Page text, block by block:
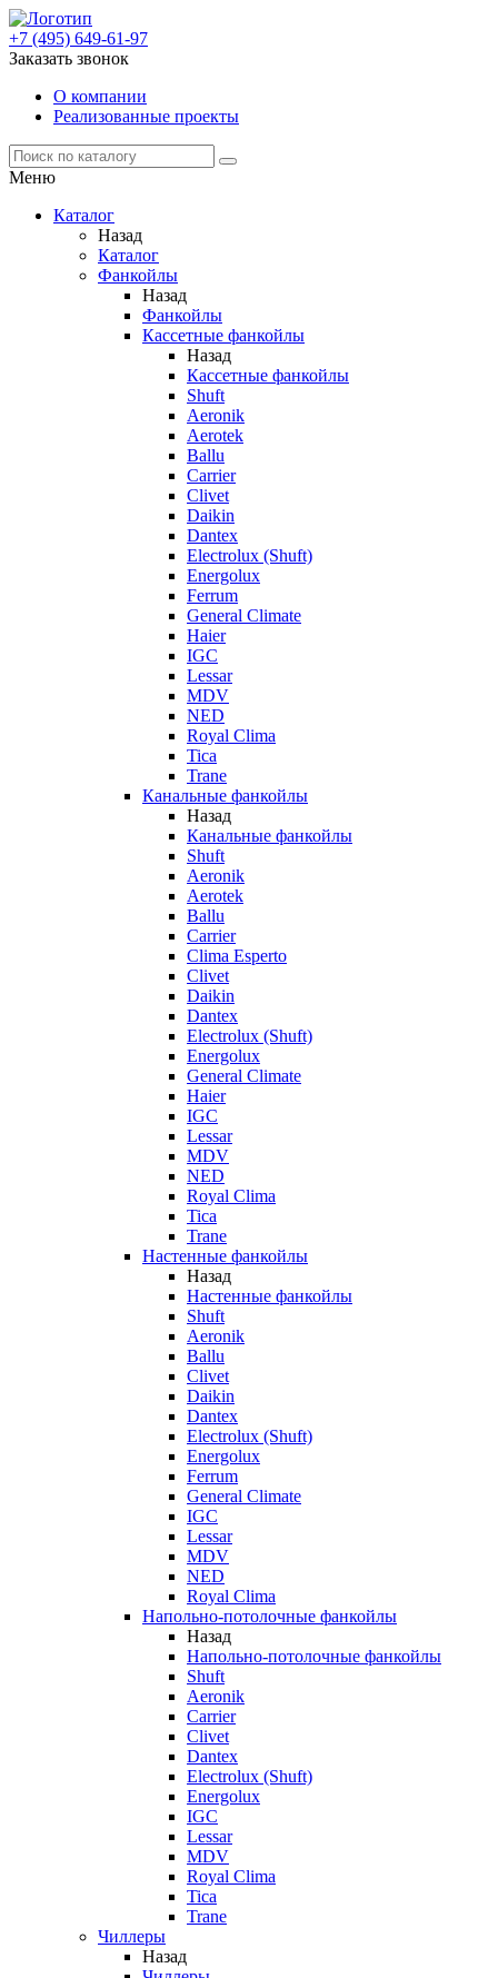
+7 (495) 649-61-97
Заказать звонок
О компании
Реализованные проекты
Меню
Каталог
Назад
Каталог
Фанкойлы
Назад
Фанкойлы
Кассетные фанкойлы
Назад
Кассетные фанкойлы
Shuft
Aeronik
Aerotek
Ballu
Carrier
Clivet
Daikin
Dantex
Electrolux (Shuft)
Energolux
Ferrum
General Climate
Haier
IGC
Lessar
MDV
NED
Royal Clima
Tica
Trane
Канальные фанкойлы
Назад
Канальные фанкойлы
Shuft
Aeronik
Aerotek
Ballu
Carrier
Clima Esperto
Clivet
Daikin
Dantex
Electrolux (Shuft)
Energolux
General Climate
Haier
IGC
Lessar
MDV
NED
Royal Clima
Tica
Trane
Настенные фанкойлы
Назад
Настенные фанкойлы
Shuft
Aeronik
Ballu
Clivet
Daikin
Dantex
Electrolux (Shuft)
Energolux
Ferrum
General Climate
IGC
Lessar
MDV
NED
Royal Clima
Напольно-потолочные фанкойлы
Назад
Напольно-потолочные фанкойлы
Shuft
Aeronik
Carrier
Clivet
Dantex
Electrolux (Shuft)
Energolux
IGC
Lessar
MDV
Royal Clima
Tica
Trane
Чиллеры
Назад